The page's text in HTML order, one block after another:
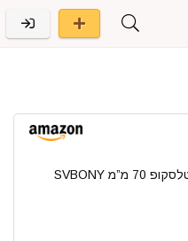
טלסקופ 70 מ”מ SVBONY